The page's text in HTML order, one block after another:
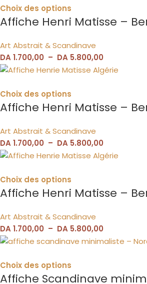
Choix des options
Affiche Henri Matisse –
Art Abstrait & Scandinave
DA1.700,00 – DA 5.800,00
Choix des options
Affiche Henri Matisse –
Art Abstrait & Scandinave
DA1.700,00 – DA 5.800,00
Choix des options
Affiche Henri Matisse –
Art Abstrait & Scandinave
DA1.700,00 – DA 5.800,00
Choix des options
Affiche Scandinave